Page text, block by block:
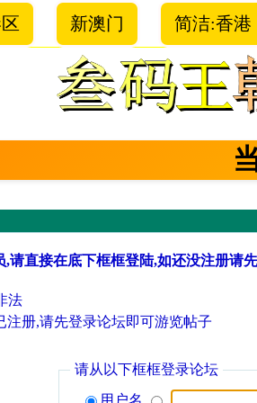
新澳门 简洁:香港
,请直接在底下框框登陆,如还没注册请
法
注册,请先登录论坛即可游览帖子
请从以下框框登录论坛
用户名